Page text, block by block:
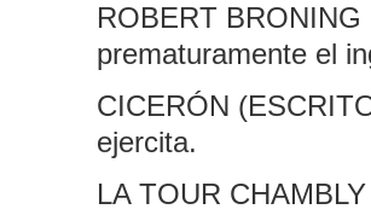
ROBERT
prematuramente el
CICERÓN
ejercita.
LA TOUR